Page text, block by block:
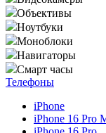
Объективы
Ноутбуки
Моноблоки
Навигаторы
Смарт часы
Телефоны
iPhone
iPhone 16 Pro